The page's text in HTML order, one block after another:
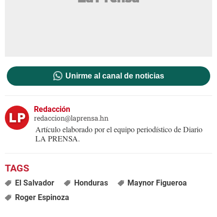
Unirme al canal de noticias
Redacción
redaccion@laprensa.hn
Artículo elaborado por el equipo periodístico de Diario
LA PRENSA.
El Salvador Honduras
Maynor Figueroa
Roger Espinoza